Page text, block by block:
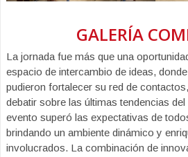
GALERÍA
La jornada fue más que una
espacio de intercambio de ideas,
pudieron fortalecer su red de
debatir sobre las últimas tendencias
evento superó las expectativas de
brindando un ambiente dinámico y
involucrados. La combinación de